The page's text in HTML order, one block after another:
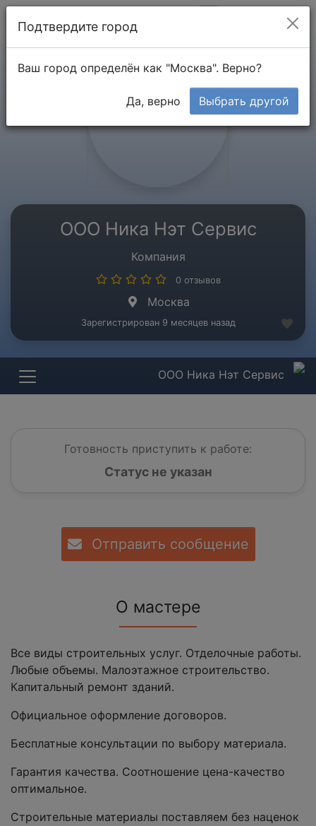
ООО Ника Нэт Сервис
Компания
0 отзывов
Москва
Зарегистрирован 9 месяцев назад
ООО Ника Нэт Сервис
Готовность приступить к работе:
Статус не указан
Отправить сообщение
О мастере
Все виды строительных услуг. Отделочные работы.
Любые объемы. Малоэтажное строительство.
Капитальный ремонт зданий.
Официальное оформление договоров.
Бесплатные консультации по выбору материала.
Гарантия качества. Соотношение цена-качество
оптимальное.
Строительные материалы поставляем без наценок
Подтвердите город
Ваш город определён как "Москва". Верно?
Да, верно Выбрать другой